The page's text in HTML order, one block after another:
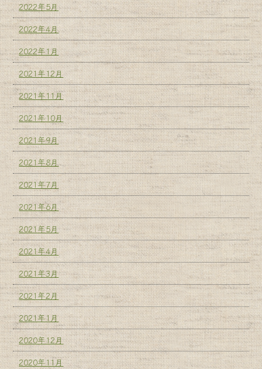
2022年5月
2022年4月
2022年1月
2021年12月
2021年11月
2021年10月
2021年9月
2021年8月
2021年7月
2021年6月
2021年5月
2021年4月
2021年3月
2021年2月
2021年1月
2020年12月
2020年11月